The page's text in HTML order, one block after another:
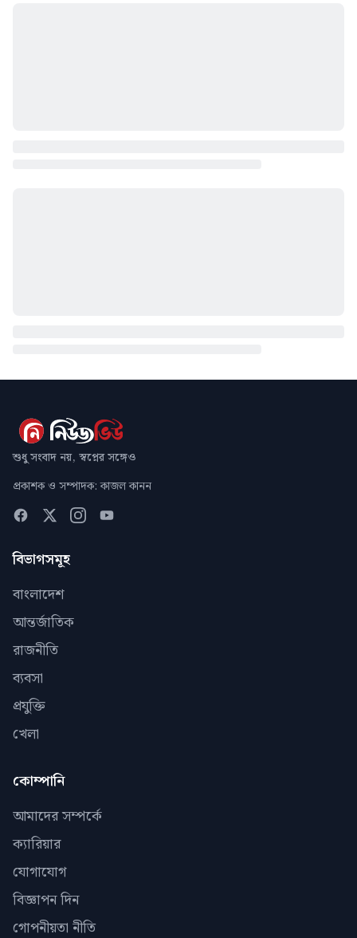
শুধু সংবাদ নয়, স্বপ্নের সঙ্গেও
প্রকাশক ও সম্পাদক: কাজল কানন
বিভাগসমূহ
বাংলাদেশ
আন্তর্জাতিক
রাজনীতি
ব্যবসা
প্রযুক্তি
খেলা
কোম্পানি
আমাদের সম্পর্কে
ক্যারিয়ার
যোগাযোগ
বিজ্ঞাপন দিন
গোপনীয়তা নীতি